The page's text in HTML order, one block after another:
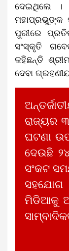
ଦେଇଥିଲେ
ପୁରୀରେ
ସଂସ୍କୃତି
କହିଛନ୍ତି
ଦେବା
ରାଜ୍ୟର
ଘଟଣା
ଦେଉଛି
ସଂକଟ
ମିଡିଆକୁ